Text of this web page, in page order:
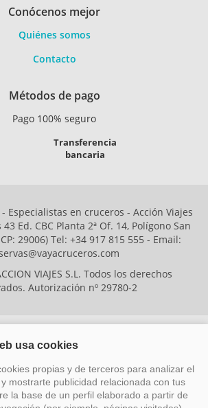
Conócenos mejor
Quiénes somos
Contacto
Métodos de pago
Pago 100% seguro
Transferencia
bancaria
Especialistas en cruceros - Acción Viajes
Ed. CBC Planta 2ª Of. 14, Polígono San
29006) Tel: +34 917 815 555 - Email:
VIAJES S.L. Todos los derechos
Autorización nº 29780-2
sido beneficiaria del Fondo Europeo de Desarrollo
objetivo es mejorar la competitividad de las pymes